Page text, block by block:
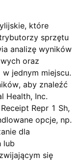
które
sprzętu
analizę wyników
oraz
jednym miejscu.
aby znaleźć
Health, Inc.
Repr 1 Sh,
opcje, np.
dla
lub
się